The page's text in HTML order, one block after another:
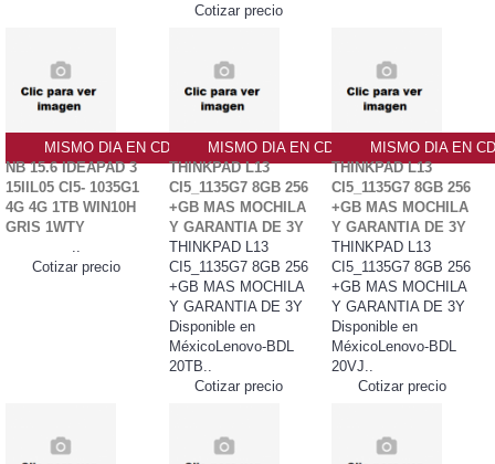
Cotizar precio
MISMO DIA EN CDMX
NB 15.6 IDEAPAD 3
15IIL05 CI5- 1035G1
4G 4G 1TB WIN10H
GRIS 1WTY
..
Cotizar precio
MISMO DIA EN CDMX
THINKPAD L13
CI5_1135G7 8GB 256
+GB MAS MOCHILA
Y GARANTIA DE 3Y
THINKPAD L13
CI5_1135G7 8GB 256
+GB MAS MOCHILA
Y GARANTIA DE 3Y
Disponible en
MéxicoLenovo-BDL
20TB..
Cotizar precio
MISMO DIA EN
THINKPAD L13
CI5_1135G7 8GB 256
+GB MAS MOCHILA
Y GARANTIA DE 3Y
THINKPAD L13
CI5_1135G7 8GB 256
+GB MAS MOCHILA
Y GARANTIA DE 3Y
Disponible en
MéxicoLenovo-BDL
20VJ..
Cotizar precio